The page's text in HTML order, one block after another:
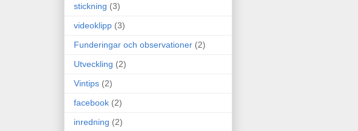
stickning (3)
videoklipp (3)
Funderingar och observationer (2)
Utveckling (2)
Vintips (2)
facebook (2)
inredning (2)